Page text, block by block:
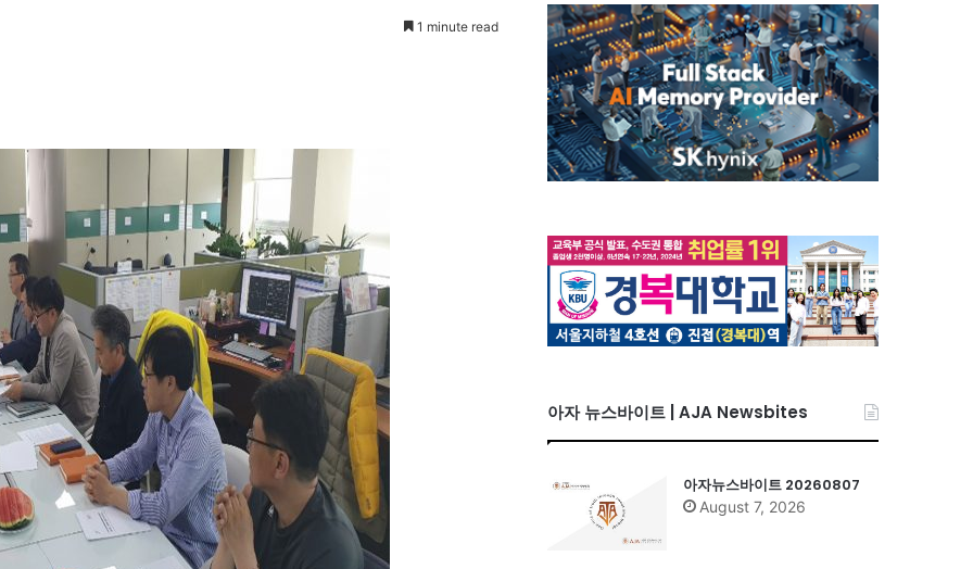
1 minute read
아자 뉴스바이트 | AJA Newsbites
아자뉴스바이트 20260807
August 7, 2026